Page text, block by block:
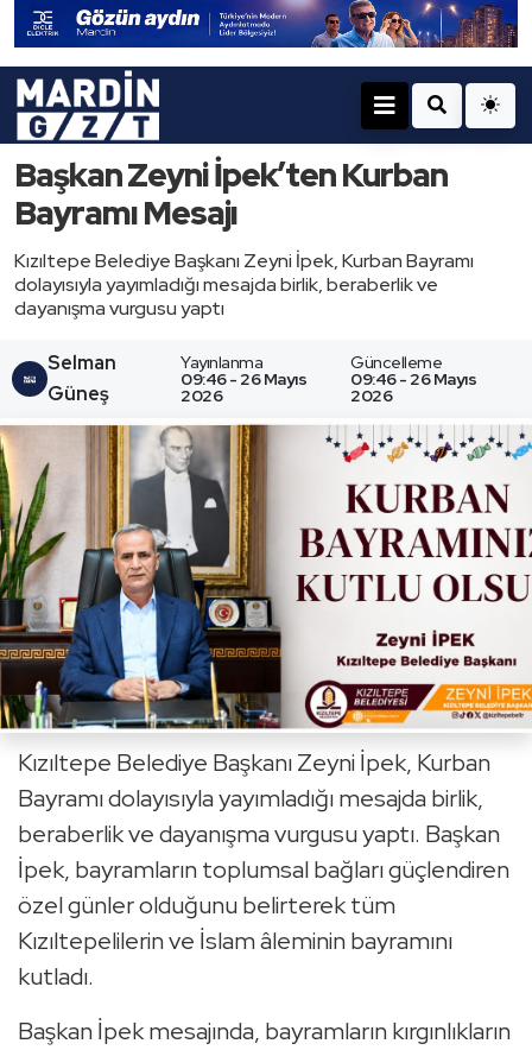
Başkan Zeyni İpek’ten Kurban
Bayramı Mesajı
Kızıltepe Belediye Başkanı Zeyni İpek, Kurban Bayramı
dolayısıyla yayımladığı mesajda birlik, beraberlik ve
dayanışma vurgusu yaptı
Selman
Güneş
Yayınlanma
09:46 - 26 Mayıs
2026
Güncelleme
09:46 - 26 Mayıs
2026
Kızıltepe Belediye BaşkanıZeyni İpek, Kurban
Bayramı dolayısıyla yayımladığı mesajda birlik,
beraberlik ve dayanışma vurgusu yaptı. Başkan
İpek, bayramların toplumsal bağları güçlendiren
özel günler olduğunu belirterek tüm
Kızıltepelilerin ve İslam âleminin bayramını
kutladı.
Başkan İpek mesajında, bayramların kırgınlıkların